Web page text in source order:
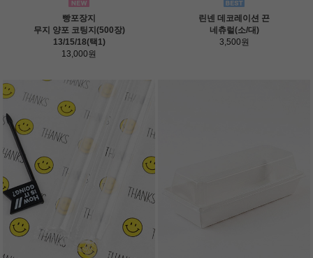
빵포장지
무지 양포 코팅지(500장)
13/15/18(택1)
13,000원
린넨 데코레이션 끈
네츄럴(소/대)
3,500원